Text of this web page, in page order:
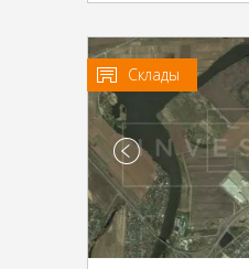
Склады